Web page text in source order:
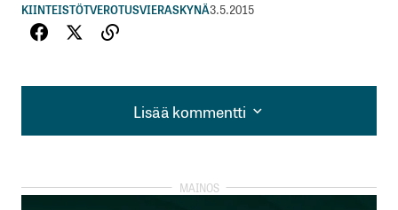
KIINTEISTÖTVEROTUSVIERASKYNÄ3.5.2015
Lisää kommentti
Lisää kommentti
kirjautua